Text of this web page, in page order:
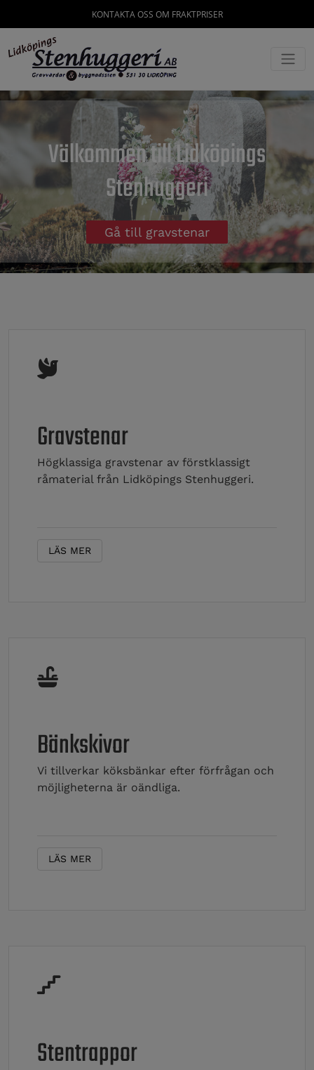
KONTAKTA OSS OM FRAKTPRISER
Välkommen till Lidköpings
Stenhuggeri
Gå till gravstenar
Gravstenar
Högklassiga gravstenar av förstklassigt
råmaterial från Lidköpings Stenhuggeri.
LÄS MER
Bänkskivor
Vi tillverkar köksbänkar efter förfrågan och
möjligheterna är oändliga.
LÄS MER
Stentrappor